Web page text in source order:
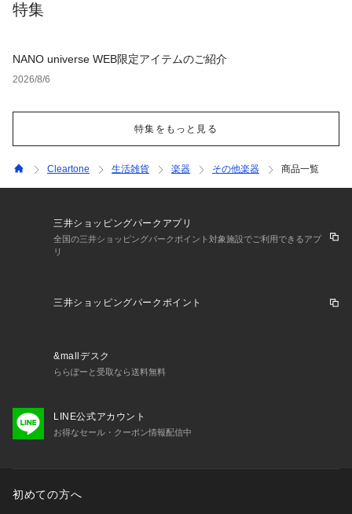
特集
NANO universe WEB限定アイテムのご紹介
2026/8/6
特集をもっと見る
Cleartone 生活雑貨 楽器 その他楽器 商品一覧
三井ショッピングパークアプリ
全国の三井ショッピングパークポイント対象施設でご利用できるアプ
リ
三井ショッピングパークポイント
&mallデスク
ららぽーと受取なら送料無料
LINE公式アカウント
お得なセール・クーポン情報配信中
初めての方へ